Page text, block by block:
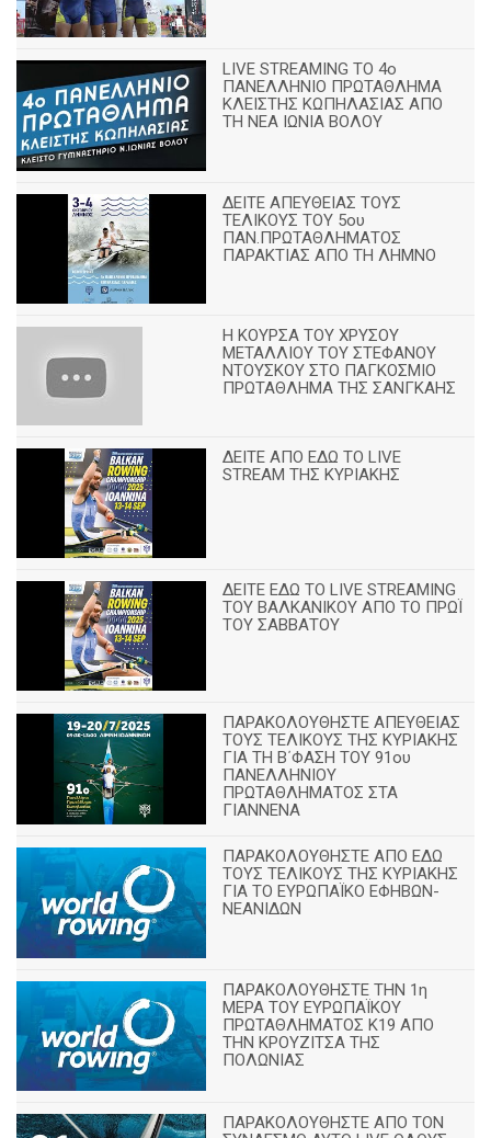
LIVE STREAMING ΤΟ 4ο
ΠΑΝΕΛΛΗΝΙΟ ΠΡΩΤΑΘΛΗΜΑ
ΚΛΕΙΣΤΗΣ ΚΩΠΗΛΑΣΙΑΣ ΑΠΟ
ΤΗ ΝΕΑ ΙΩΝΙΑ ΒΟΛΟΥ
ΔΕΙΤΕ ΑΠΕΥΘΕΙΑΣ ΤΟΥΣ
ΤΕΛΙΚΟΥΣ ΤΟΥ 5ου
ΠΑΝ.ΠΡΩΤΑΘΛΗΜΑΤΟΣ
ΠΑΡΑΚΤΙΑΣ ΑΠΟ ΤΗ ΛΗΜΝΟ
Η ΚΟΥΡΣΑ ΤΟΥ ΧΡΥΣΟΥ
ΜΕΤΑΛΛΙΟΥ ΤΟΥ ΣΤΕΦΑΝΟΥ
ΝΤΟΥΣΚΟΥ ΣΤΟ ΠΑΓΚΟΣΜΙΟ
ΠΡΩΤΑΘΛΗΜΑ ΤΗΣ ΣΑΝΓΚΑΗΣ
ΔΕΙΤΕ ΑΠΟ ΕΔΩ ΤΟ LIVE
STREAM ΤΗΣ ΚΥΡΙΑΚΗΣ
ΔΕΙΤΕ ΕΔΩ ΤΟ LIVE STREAMING
TOY ΒΑΛΚΑΝΙΚΟΥ ΑΠΟ ΤΟ ΠΡΩΪ
ΤΟΥ ΣΑΒΒΑΤΟΥ
ΠΑΡΑΚΟΛΟΥΘΗΣΤΕ ΑΠΕΥΘΕΙΑΣ
ΤΟΥΣ ΤΕΛΙΚΟΥΣ ΤΗΣ ΚΥΡΙΑΚΗΣ
ΓΙΑ ΤΗ Β΄ΦΑΣΗ ΤΟΥ 91ου
ΠΑΝΕΛΛΗΝΙΟΥ
ΠΡΩΤΑΘΛΗΜΑΤΟΣ ΣΤΑ
ΓΙΑΝΝΕΝΑ
ΠΑΡΑΚΟΛΟΥΘΗΣΤΕ ΑΠΟ ΕΔΩ
ΤΟΥΣ ΤΕΛΙΚΟΥΣ ΤΗΣ ΚΥΡΙΑΚΗΣ
ΓΙΑ ΤΟ ΕΥΡΩΠΑΪΚΟ ΕΦΗΒΩΝ-
ΝΕΑΝΙΔΩΝ
ΠΑΡΑΚΟΛΟΥΘΗΣΤΕ ΤΗΝ 1η
ΜΕΡΑ ΤΟΥ ΕΥΡΩΠΑΪΚΟΥ
ΠΡΩΤΑΘΛΗΜΑΤΟΣ Κ19 ΑΠΟ
ΤΗΝ ΚΡΟΥΖΙΤΣΑ ΤΗΣ
ΠΟΛΩΝΙΑΣ
ΠΑΡΑΚΟΛΟΥΘΗΣΤΕ ΑΠΟ ΤΟΝ